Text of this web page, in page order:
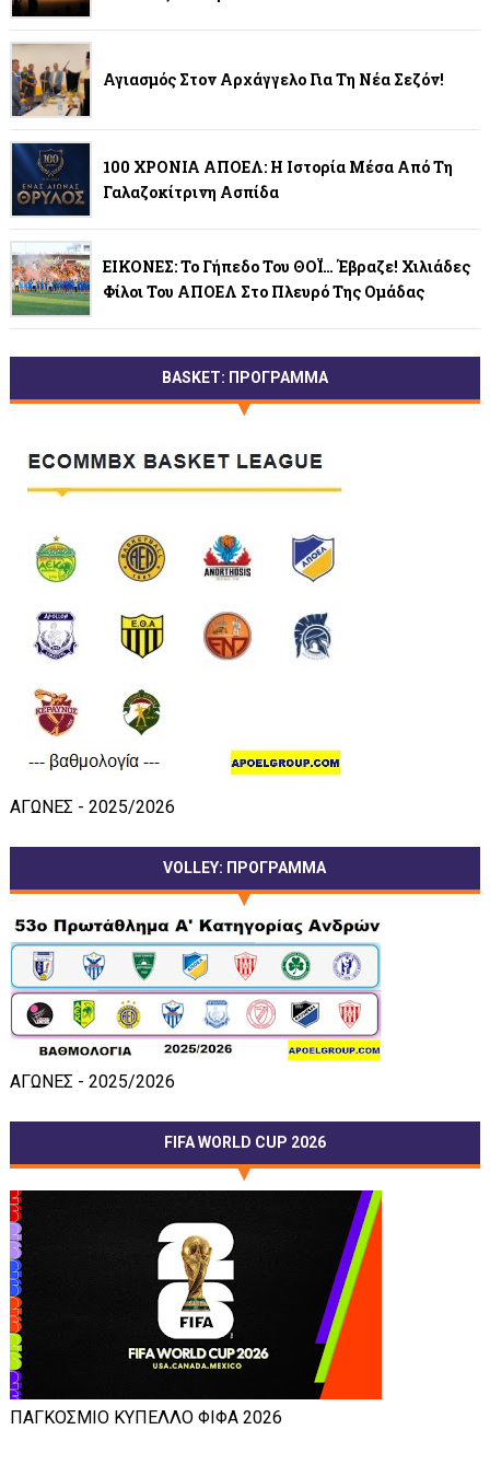
Αγιασμός Στον Αρχάγγελο Για Τη Νέα Σεζόν!
100 ΧΡΟΝΙΑ ΑΠΟΕΛ: Η Ιστορία Μέσα Από Τη
Γαλαζοκίτρινη Ασπίδα
ΕΙΚΟΝΕΣ: Το Γήπεδο Του ΘΟΪ… Έβραζε! Χιλιάδες
Φίλοι Του ΑΠΟΕΛ Στο Πλευρό Της Ομάδας
BASKET: ΠΡΟΓΡΑΜΜΑ
ΑΓΩΝΕΣ - 2025/2026
VOLLEY: ΠΡΟΓΡΑΜΜΑ
ΑΓΩΝΕΣ - 2025/2026
FIFA WORLD CUP 2026
ΠΑΓΚΟΣΜΙΟ ΚΥΠΕΛΛΟ ΦΙΦΑ 2026